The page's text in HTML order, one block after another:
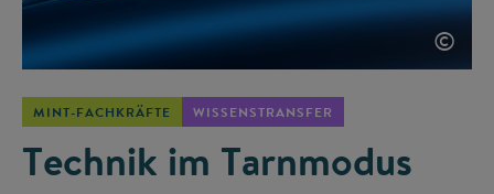
©
MINT-FACHKRÄFTE WISSENSTRANSFER
Technik im Tarnmodus